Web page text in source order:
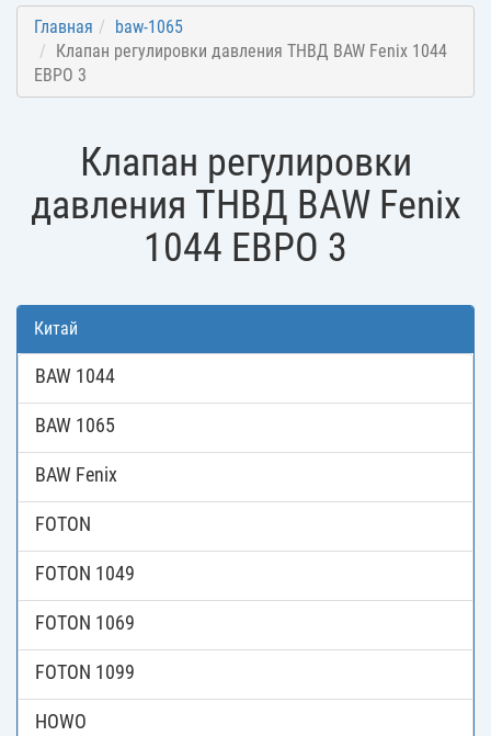
Главная
baw-1065
Клапан регулировки давления ТНВД BAW Fenix 1044
ЕВРО 3
Клапан регулировки
давления ТНВД BAW Fenix
1044 ЕВРО 3
Китай
BAW 1044
BAW 1065
BAW Fenix
FOTON
FOTON 1049
FOTON 1069
FOTON 1099
HOWO